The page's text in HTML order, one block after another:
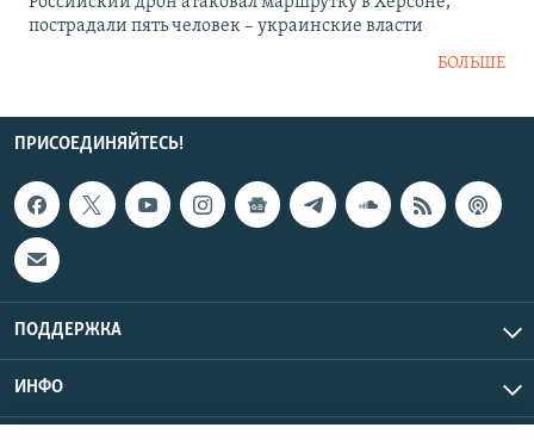
пострадали пять человек – украинские власти
БОЛЬШЕ
ПРИСОЕДИНЯЙТЕСЬ!
ПОДДЕРЖКА
ИНФО